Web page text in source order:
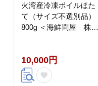
火湾産冷凍ボイルほた
て（サイズ不選別品）
800g ＜海鮮問屋 株式
海産物 魚貝類 ふるさと
納税 北海道 mr1-0883
10,000円